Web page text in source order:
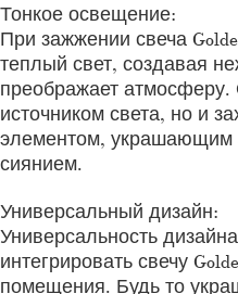
Тонкое освещение:
При зажжении свеча
теплый свет, создавая
преображает атмосферу.
источником света, но и
элементом, украшающим
сиянием.
Универсальный дизайн:
Универсальность
интегрировать свечу
помещения. Будь то